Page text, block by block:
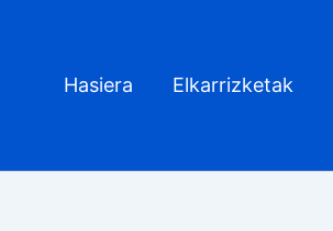
Hasiera Elkarrizketak